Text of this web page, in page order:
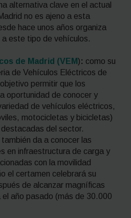
alternativa clave en el actual
no es ajeno a esta
hace unos años organiza
este tipo de vehículos.
de Madrid (VEM ): como su
de Vehículos Eléctricos de
permitir que los
oportunidad de conocer y
de vehículos eléctricos,
motocicletas y bicicletas)
del sector.
da a conocer las
en infraestructura de carga y
con la movilidad
el certamen celebrará su
de alcanzar magníficas
año pasado (más de 30.000